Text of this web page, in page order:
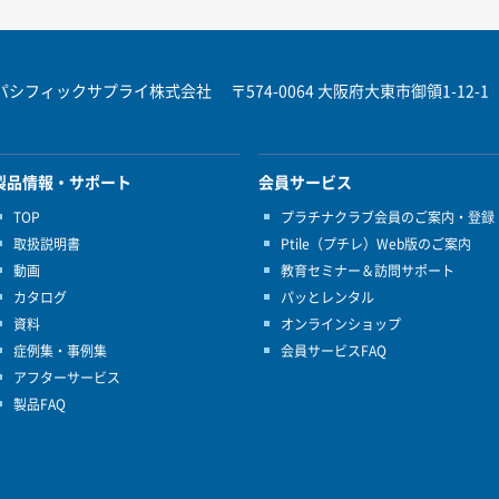
シフィックサプライ株式会社 〒574-0064 大阪府大東市御領1-12-1
品情報・サポート
TOP
取扱説明書
動画
カタログ
資料
症例集・事例集
アフターサービス
製品FAQ
会員サービス
プラチナクラブ会員のご案内・登録
Ptile（プチレ）Web版のご案内
教育セミナー＆訪問サポート
パッとレンタル
オンラインショップ
会員サービスFAQ